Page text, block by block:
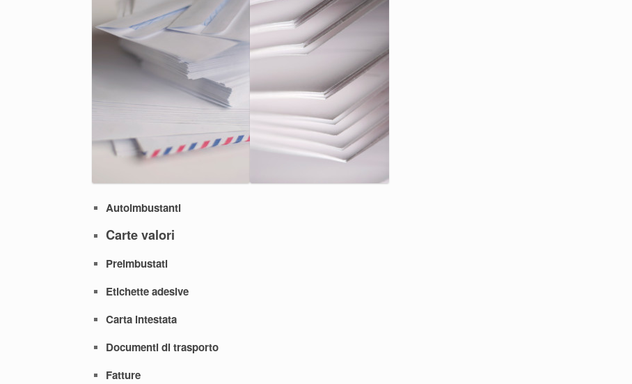
Autoimbustanti
Carte valori
Preimbustati
Etichette adesive
Carta intestata
Documenti di trasporto
Fatture